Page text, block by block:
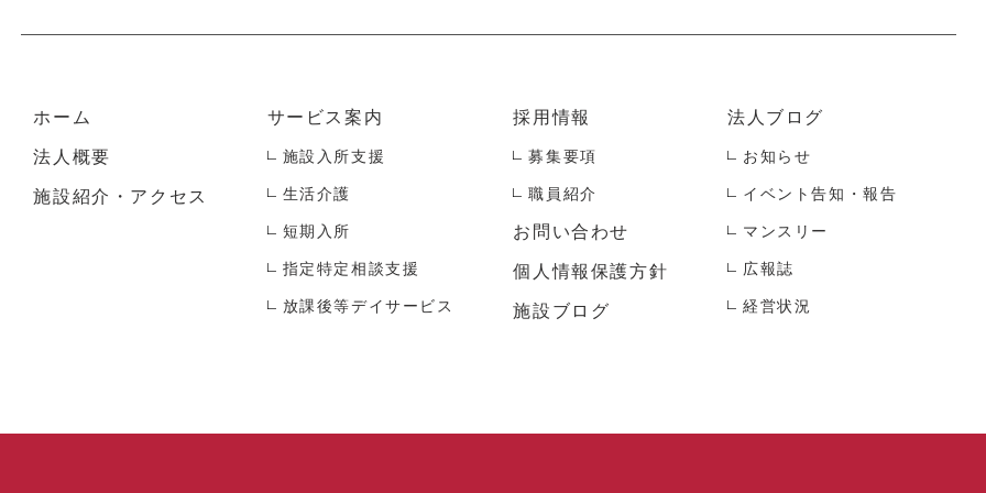
ホーム
法人概要
施設紹介・アクセス
サービス案内
施設入所支援
生活介護
短期入所
指定特定相談支援
放課後等デイサービス
採用情報
募集要項
職員紹介
お問い合わせ
個人情報保護方針
施設ブログ
法人ブログ
お知らせ
イベント告知・報告
マンスリー
広報誌
経営状況